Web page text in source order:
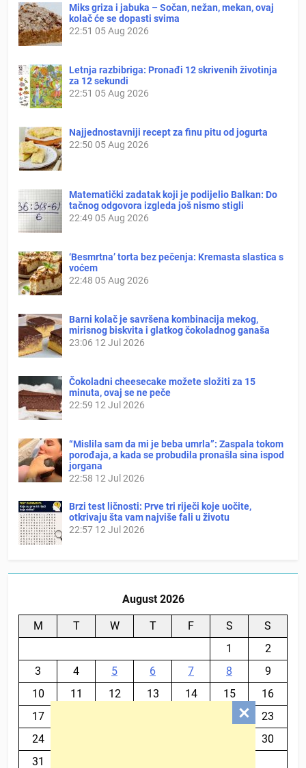
Miks griza i jabuka – Sočan, nežan, mekan, ovaj
kolač će se dopasti svima
22:51 05 Aug 2026
Letnja razbibriga: Pronađi 12 skrivenih životinja
za 12 sekundi
22:51 05 Aug 2026
Najjednostavniji recept za finu pitu od jogurta
22:50 05 Aug 2026
Matematički zadatak koji je podijelio Balkan: Do
tačnog odgovora izgleda još nismo stigli
22:49 05 Aug 2026
‘Besmrtna’ torta bez pečenja: Kremasta slastica s
voćem
22:48 05 Aug 2026
Barni kolač je savršena kombinacija mekog,
mirisnog biskvita i glatkog čokoladnog ganaša
23:06 12 Jul 2026
Čokoladni cheesecake možete složiti za 15
minuta, ovaj se ne peče
22:59 12 Jul 2026
“Mislila sam da mi je beba umrla”: Zaspala tokom
porođaja, a kada se probudila pronašla sina ispod
jorgana
22:58 12 Jul 2026
Brzi test ličnosti: Prve tri riječi koje uočite,
otkrivaju šta vam najviše fali u životu
22:57 12 Jul 2026
August 2026
M T W T F S
S
1
2
3
4 5 6 7 8
9
10
11 12 13 14 15
16
17
23
24
30
31